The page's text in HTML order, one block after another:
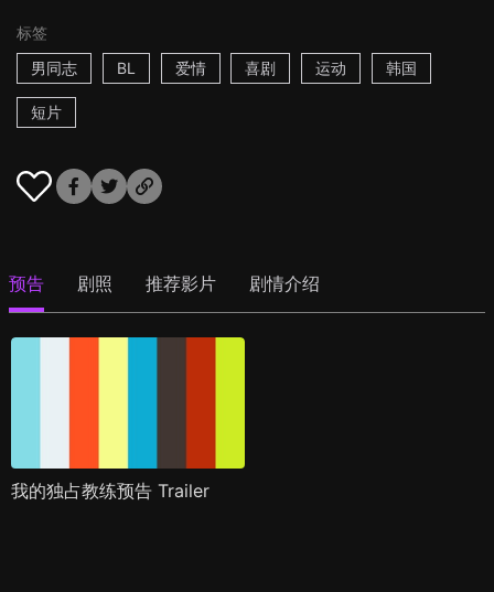
标签
男同志
BL 爱情 喜剧 运动 韩国
短片
预告 剧照 推荐影片 剧情介绍
我的独占教练预告 Trailer